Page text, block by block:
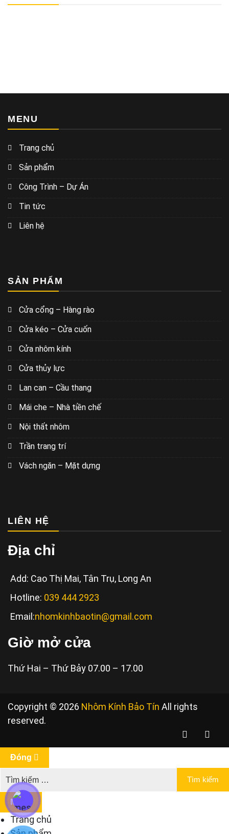
MENU
Trang chủ
Sản phẩm
Công Trình – Dự Án
Tin tức
Liên hệ
SẢN PHẨM
Cửa cổng – Hàng rào
Cửa kéo – Cửa cuốn
Cửa nhôm kính
Cửa thủy lực
Lan can – Cầu thang
Mái che – Nhà tiền chế
Nội thất nhôm
Trần trang trí
Vách ngăn – Mặt dựng
LIÊN HỆ
Địa chỉ
Add: Cao Thị Mai, Tân Trụ, Long An
Hotline: 039 444 2923
Email:nhomkinhbaotin@gmail.com
Giờ mở cửa
Thứ Hai – Thứ Bảy 07.00 – 17.00
Copyright © 2026 Nhôm Kính Bảo Tín All rights
reserved.
Đóng
Menu
Trang chủ